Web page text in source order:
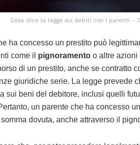
Cosa dice la legge sui debiti con i parenti –
ha concesso un prestito può
come il pignoramento o altre azioni
di un prestito, anche se contratto
giuridiche serie. La legge prevede
sui beni del debitore, inclusi quelli
un parente che ha concesso
dovuta, anche attraverso il